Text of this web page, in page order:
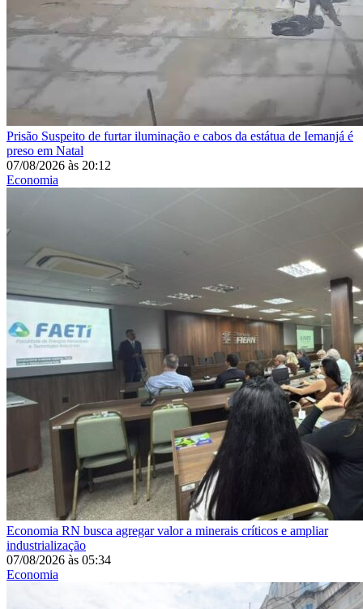
Prisão Suspeito de furtar iluminação e cabos da estátua de Iemanjá é
preso em Natal
07/08/2026 às 20:12
Economia
Economia RN busca agregar valor a minerais críticos e ampliar
industrialização
07/08/2026 às 05:34
Economia